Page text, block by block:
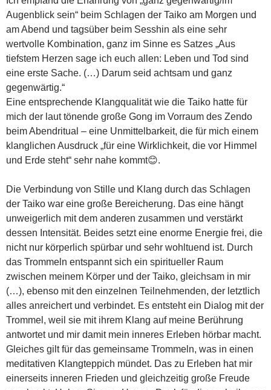
Augenblick sein“ beim Schlagen der Taiko am Morgen und
am Abend und tagsüber beim Sesshin als eine sehr
wertvolle Kombination, ganz im Sinne es Satzes „Aus
tiefstem Herzen sage ich euch allen: Leben und Tod sind
eine erste Sache. (…) Darum seid achtsam und ganz
gegenwärtig.“
Eine entsprechende Klangqualität wie die Taiko hatte für
mich der laut tönende große Gong im Vorraum des Zendo
beim Abendritual – eine Unmittelbarkeit, die für mich einem
klanglichen Ausdruck „für eine Wirklichkeit, die vor Himmel
und Erde steht“ sehr nahe kommt😊.
Die Verbindung von Stille und Klang durch das Schlagen
der Taiko war eine große Bereicherung. Das eine hängt
unweigerlich mit dem anderen zusammen und verstärkt
dessen Intensität. Beides setzt eine enorme Energie frei, die
nicht nur körperlich spürbar und sehr wohltuend ist. Durch
das Trommeln entspannt sich ein spiritueller Raum
zwischen meinem Körper und der Taiko, gleichsam in mir
(…), ebenso mit den einzelnen Teilnehmenden, der letztlich
alles anreichert und verbindet. Es entsteht ein Dialog mit der
Trommel, weil sie mit ihrem Klang auf meine Berührung
antwortet und mir damit mein inneres Erleben hörbar macht.
Gleiches gilt für das gemeinsame Trommeln, was in einen
meditativen Klangteppich mündet. Das zu Erleben hat mir
einerseits inneren Frieden und gleichzeitig große Freude